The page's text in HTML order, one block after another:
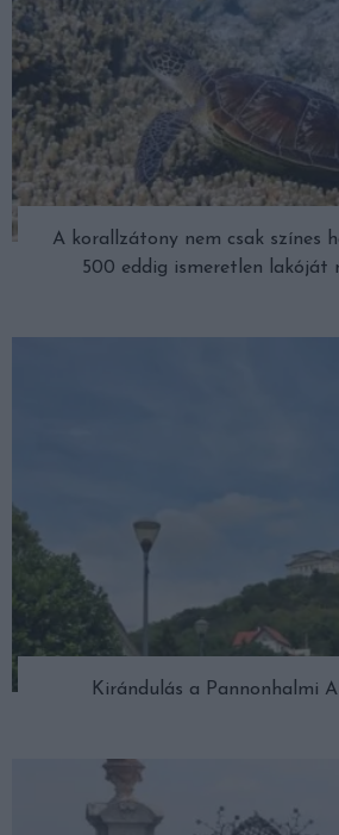
A korallzátony nem csak színes
500 eddig ismeretlen lakóját
Kirándulás a Pannonhalmi